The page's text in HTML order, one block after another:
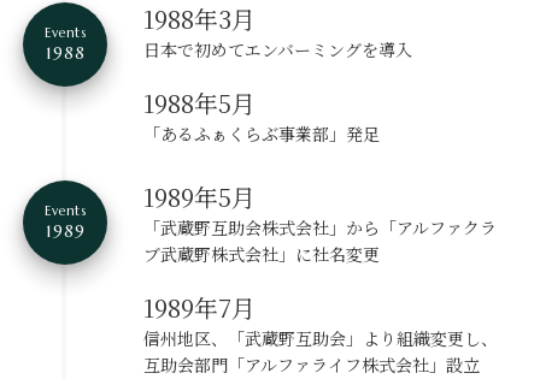
Events
1988
1988年3月
日本で初めてエンバーミングを導入
1988年5月
「あるふぁくらぶ事業部」発足
Events
1989
1989年5月
「武蔵野互助会株式会社」から 「アルファクラ
ブ武蔵野株式会社」に社名変更
1989年7月
信州地区、「武蔵野互助会」より組織変更し、
互助会部門「アルファライフ株式会社」設立